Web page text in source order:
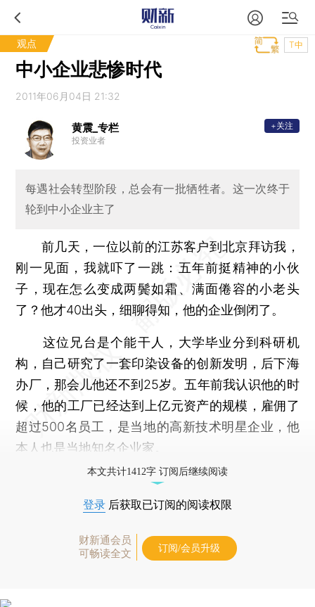
观点 T中
中小企业悲惨时代
2011年06月04日 21:32
黄震_专栏
投资业者
+关注
每遇社会转型阶段，总会有一批牺牲者。这一次终于
轮到中小企业主了
前几天，一位以前的江苏客户到北京拜访我，
刚一见面，我就吓了一跳：五年前挺精神的小伙
子，现在怎么变成两鬓如霜、满面倦容的小老头
了？他才40出头，细聊得知，他的企业倒闭了。
这位兄台是个能干人，大学毕业分到科研机
构，自己研究了一套印染设备的创新发明，后下海
办厂，那会儿他还不到25岁。五年前我认识他的时
候，他的工厂已经达到上亿元资产的规模，雇佣了
超过500名员工，是当地的高新技术明星企业，他
本人也是当地知名企业家。
本文共计1412字 订阅后继续阅读
登录 后获取已订阅的阅读权限
财新通会员
可畅读全文
订阅/会员升级